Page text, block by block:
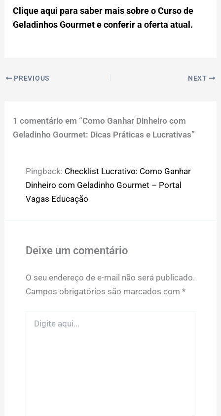
Clique aqui para saber mais sobre o Curso de
Geladinhos Gourmet e conferir a oferta atual.
PREVIOUS NEXT
1 comentário em “Como Ganhar Dinheiro com
Geladinho Gourmet: Dicas Práticas e Lucrativas”
Pingback: Checklist Lucrativo: Como Ganhar
Dinheiro com Geladinho Gourmet – Portal
Vagas Educação
Deixe um comentário
O seu endereço de e-mail não será publicado.
Campos obrigatórios são marcados com *
aqui...